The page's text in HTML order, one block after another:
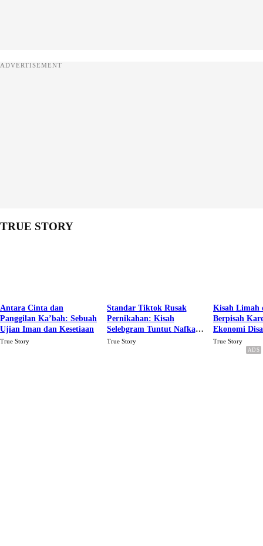
ADVERTISEMENT
TRUE STORY
Antara Cinta dan
Panggilan Ka’bah: Sebuah
Ujian Iman dan Kesetiaan
True Story
Standar Tiktok Rusak
Pernikahan: Kisah
Selebgram Tuntut Nafkah
Rp.15 Juta Perbulan
True Story
Kisah Limah
Berpisah
Ekonomi
Karena Cinta
True Story